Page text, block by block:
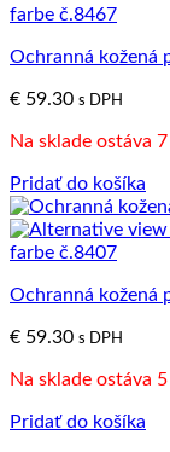
Ochranná kožená
€ 59.30 s DPH
Na sklade ostáva
Pridať do košíka
Ochranná kožená
€ 59.30 s DPH
Na sklade ostáva
Pridať do košíka